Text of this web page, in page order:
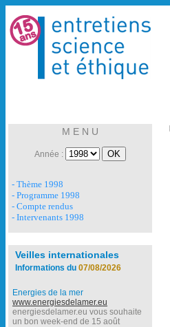
M E N U
Année :
- Thème 1998
- Programme 1998
- Compte rendus
- Intervenants 1998
Veilles internationales
Informations du 07/08/2026
Energies de la mer
www.energiesdelamer.eu
energiesdelamer.eu vous souhaite
un bon week-end de 15 août